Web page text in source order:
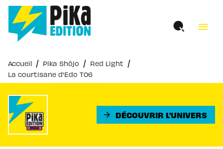
MENU RECHERCHE
PIED DE PAGE
menu
Accueil / Pika Shôjo / Red Light /
La courtisane d'Edo T06
arrow_forward DÉCOUVRIR L'UNIVERS